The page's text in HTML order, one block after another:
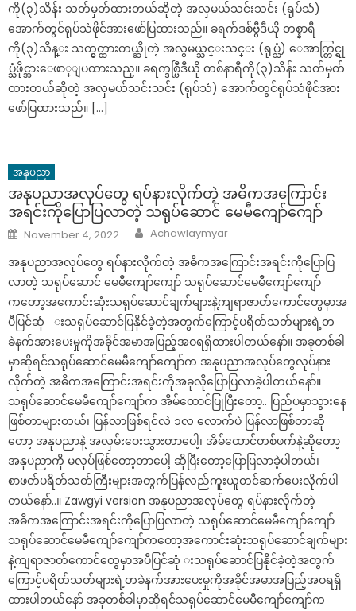
ကို(၃)သိန်း သတ်မှတ်ထားတယ်ဆိုတဲ့ အလှမယ်သင်းသင်း (ရုပ်သံ)
အောက်တွင်ရုပ်သံဖိုင်အားဖော်ပြထားသည်။ ခရက်ဒစ်ဗွီဒီယို တစ္နာရီ
ကို(၃)သိန္း သတ္မွတ္ထားတယ္ဆိုတဲ့ အလွမယ္သင္းသင္း (ရုပ္သံ) ေအာက္တြင္ရု
ပ္သံဖိုင္အားေဖာ္ျပထားသည္။ ခရက္ဒစ္ဗြီဒီယို တစ်နာရီကို(၃)သိန်း သတ်မှတ်
ထားတယ်ဆိုတဲ့ အလှမယ်သင်းသင်း (ရုပ်သံ) အောက်တွင်ရုပ်သံဖိုင်အား
ဖော်ပြထားသည်။ […]
အနုပညာ
အနုပညာအလုပ်တွေ ရပ်နားလိုက်တဲ့ အဓိကအကြောင်း
အရင်းကိုပြောပြလာတဲ့ သရုပ်ဆောင် မေမီကျော်ကျော်
Posted
on
November 4, 2022 Author
Achawlaymyar
အနုပညာအလုပ်တွေ ရပ်နားလိုက်တဲ့ အဓိကအကြောင်းအရင်းကိုပြောပြ
လာတဲ့ သရုပ်ဆောင် မေမီကျော်ကျော် သရုပ်ဆောင်မေမီကျော်ကျော်
ကတော့အကောင်းဆုံးသရုပ်ဆောင်ချက်များနဲ့ကျရာဇာတ်ကောင်တွေမှာအ
ပီပြင်ဆုံ းသရုပ်ဆောင်ပြနိုင်ခဲ့တဲ့အတွက်ကြောင့်ပရိတ်သတ်များရဲ့တ
ခဲနက်အားပေးမှုကိုအခိုင်အမာအပြည့်အဝရရှိထားပါတယ်နော်။ အခုတစ်ခါ
မှာဆိုရင်သရုပ်ဆောင်မေမီကျော်ကျော်က အနုပညာအလုပ်တွေလုပ်နား
လိုက်တဲ့ အဓိကအကြောင်းအရင်းကိုအခုလိုပြောပြလာခဲ့ပါတယ်နော်။
သရုပ်ဆောင်မေမီကျော်ကျော်က အိမ်ထောင်ပြုပြီးတော့.. ပြည်ပမှာသွားနေ
ဖြစ်တာများတယ်၊ ပြန်လာဖြစ်ရင်လဲ ၁လ လောက်ပဲ ပြန်လာဖြစ်တာဆို
တော့ အနုပညာနဲ့ အလှမ်းဝေးသွားတာပေါ့၊ အိမ်ထောင်တစ်ဖက်နဲ့ဆိုတော့
အနုပညာကို မလုပ်ဖြစ်တော့တာပေါ့ ဆိုပြီးတော့ပြောပြလာခဲ့ပါတယ်၊
စာဖတ်ပရိတ်သတ်ကြီးများအတွက်ပြန်လည်ကူးယူတင်ဆက်ပေးလိုက်ပါ
တယ်နော်..။ Zawgyi version အနုပညာအလုပ်တွေ ရပ်နားလိုက်တဲ့
အဓိကအကြောင်းအရင်းကိုပြောပြလာတဲ့ သရုပ်ဆောင်မေမီကျော်ကျော်
သရုပ်ဆောင်မေမီကျော်ကျော်ကတော့အကောင်းဆုံးသရုပ်ဆောင်ချက်များ
နဲ့ကျရာဇာတ်ကောင်တွေမှာအပီပြင်ဆုံ းသရုပ်ဆောင်ပြနိုင်ခဲ့တဲ့အတွက်
ကြောင့်ပရိတ်သတ်များရဲ့တခဲနက်အားပေးမှုကိုအခိုင်အမာအပြည့်အဝရရှိ
ထားပါတယ်နော် အခုတစ်ခါမှာဆိုရင်သရုပ်ဆောင်မေမီကျော်ကျော်က